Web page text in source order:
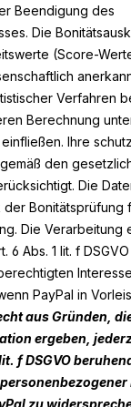
Beendigung des
Die
(Score-
Verfahren
Berechnung
Ihre
den
Die
Bonitätsprüfung
Die Verarbeitung
6 Abs. 1 lit. f
PayPal in
aus Gründen,
ergeben,
f DSGVO
zu